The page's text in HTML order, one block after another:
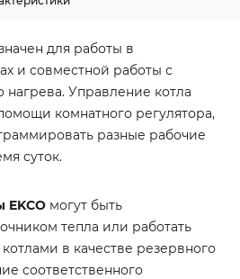
для работы в
и совместной работы с
Управление котла
комнатного регулятора,
разные рабочие
суток.
EKCO могут быть
тепла или работать
в качестве резервного
соответственного